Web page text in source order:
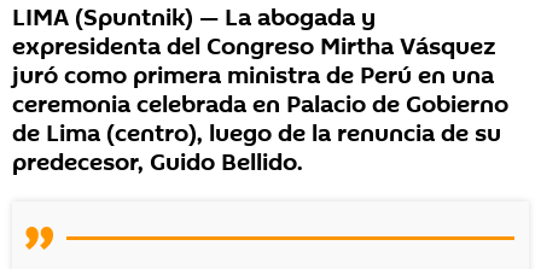
LIMA (Spuntnik) — La abogada y
expresidenta del Congreso Mirtha Vásquez
juró como primera ministra de Perú en una
ceremonia celebrada en Palacio de Gobierno
de Lima (centro), luego de la renuncia de su
predecesor, Guido Bellido.